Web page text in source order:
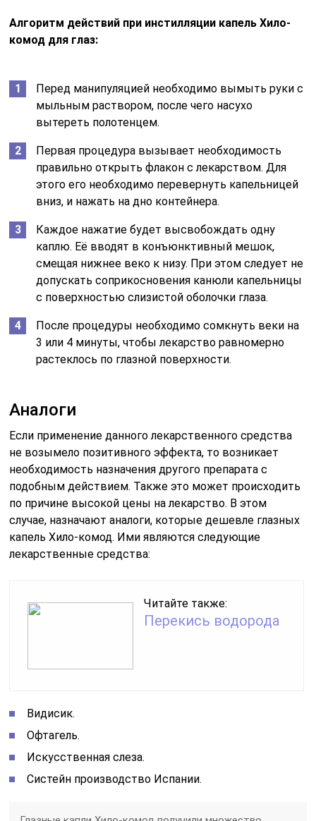
Алгоритм действий при инстилляции капель Хило-
комод для глаз:
Перед манипуляцией необходимо вымыть руки с
мыльным раствором, после чего насухо
вытереть полотенцем.
Первая процедура вызывает необходимость
правильно открыть флакон с лекарством. Для
этого его необходимо перевернуть капельницей
вниз, и нажать на дно контейнера.
Каждое нажатие будет высвобождать одну
каплю. Её вводят в конъюнктивный мешок,
смещая нижнее веко к низу. При этом следует не
допускать соприкосновения канюли капельницы
с поверхностью слизистой оболочки глаза.
После процедуры необходимо сомкнуть веки на
3 или 4 минуты, чтобы лекарство равномерно
растеклось по глазной поверхности.
Аналоги
Если применение данного лекарственного средства
не возымело позитивного эффекта, то возникает
необходимость назначения другого препарата с
подобным действием. Также это может происходить
по причине высокой цены на лекарство. В этом
случае, назначают аналоги, которые дешевле глазных
капель Хило-комод. Ими являются следующие
лекарственные средства:
Читайте также:
Перекись водорода
Видисик.
Офтагель.
Искусственная слеза.
Систейн производство Испании.